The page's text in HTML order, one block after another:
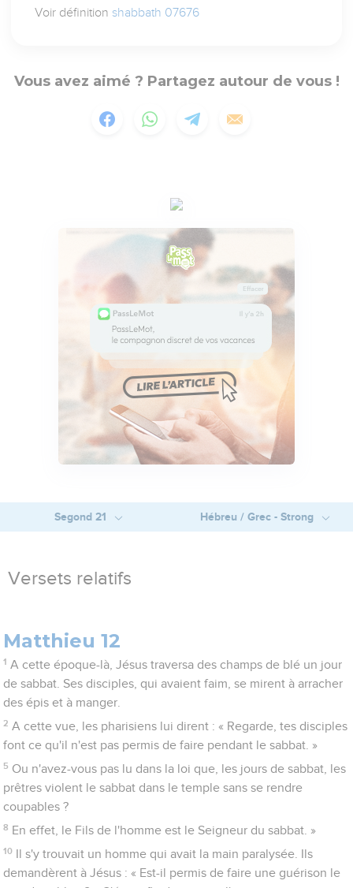
Voir définition shabbath 07676
Vous avez aimé ? Partagez autour de vous !
Segond 21 Hébreu / Grec - Strong
Versets relatifs
Matthieu 12
1 A cette époque-là, Jésus traversa des champs de blé un jour
de sabbat. Ses disciples, qui avaient faim, se mirent à arracher
des épis et à manger.
2 A cette vue, les pharisiens lui dirent : « Regarde, tes disciples
font ce qu'il n'est pas permis de faire pendant le sabbat. »
5 Ou n'avez-vous pas lu dans la loi que, les jours de sabbat, les
prêtres violent le sabbat dans le temple sans se rendre
coupables ?
8 En effet, le Fils de l'homme est le Seigneur du sabbat. »
10
Il s'y trouvait un homme qui avait la main paralysée. Ils
demandèrent à Jésus : « Est-il permis de faire une guérison le